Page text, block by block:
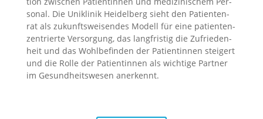
so­nal. Die Uni­kli­nik Hei­del­berg sieht den Pati­en­ten­
rat als zukunfts­wei­sen­des Modell für eine pati­en­ten­
zen­trier­te Ver­sor­gung, das lang­fris­tig die Zufrie­den­
heit und das Wohl­be­fin­den der Pati­en­tin­nen stei­gert
und die Rol­le der Pati­en­tin­nen als wich­ti­ge Part­ner
im Gesund­heits­we­sen aner­kennt.